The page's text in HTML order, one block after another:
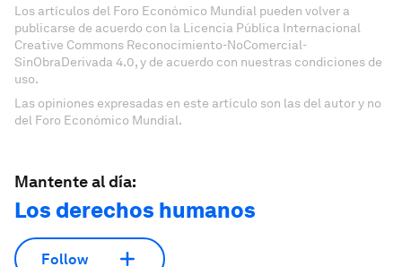
Los artículos del Foro Económico Mundial pueden volver a
publicarse de acuerdo con la Licencia Pública Internacional
Creative Commons Reconocimiento-NoComercial-
SinObraDerivada 4.0, y de acuerdo con nuestras condiciones de
uso.
Las opiniones expresadas en este artículo son las del autor y no
del Foro Económico Mundial.
Mantente al día:
Los derechos humanos
Follow